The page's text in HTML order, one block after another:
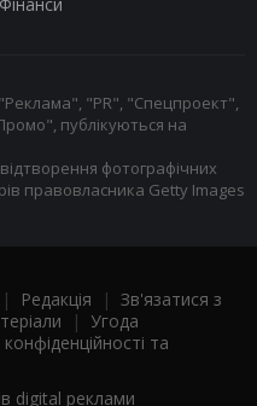
"PR", "Спецпроект",
публікуються на
фотографічних
правовласника Getty Images
| Редакція | Зв'язатися з
| Угода
та
digital реклами